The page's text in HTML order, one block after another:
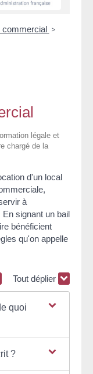
commercial >
légale et
chargé de la
d'un local
à
signant un bail
bénéficient
qu'on appelle
Tout déplier
quoi
?